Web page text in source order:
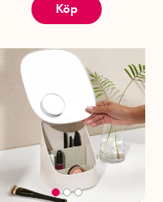
Köp